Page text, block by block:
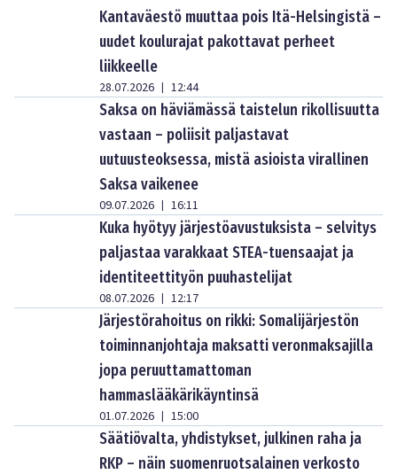
Kantaväestö muuttaa pois Itä-Helsingistä –
uudet koulurajat pakottavat perheet
liikkeelle
28.07.2026 | 12:44
Saksa on häviämässä taistelun rikollisuutta
vastaan – poliisit paljastavat
uutuusteoksessa, mistä asioista virallinen
Saksa vaikenee
09.07.2026 | 16:11
Kuka hyötyy järjestöavustuksista – selvitys
paljastaa varakkaat STEA-tuensaajat ja
identiteettityön puuhastelijat
08.07.2026 | 12:17
Järjestörahoitus on rikki: Somalijärjestön
toiminnanjohtaja maksatti veronmaksajilla
jopa peruuttamattoman
hammaslääkärikäyntinsä
01.07.2026 | 15:00
Säätiövalta, yhdistykset, julkinen raha ja
RKP – näin suomenruotsalainen verkosto